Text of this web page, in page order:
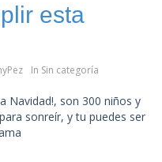
esta
In Sin categoría
Navidad!, son 300 niños y
sonreír, y tu puedes ser